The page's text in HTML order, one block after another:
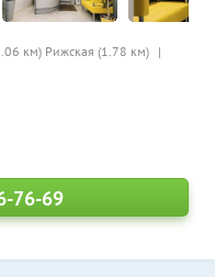
км) Рижская (1.78 км)
76-69